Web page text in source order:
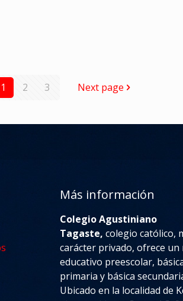
1 2 3 Next page
Más información
Colegio Agustiniano
Tagaste, colegio católico,
carácter privado, ofrece un
educativo preescolar,
primaria y básica
Ubicado en la localidad de